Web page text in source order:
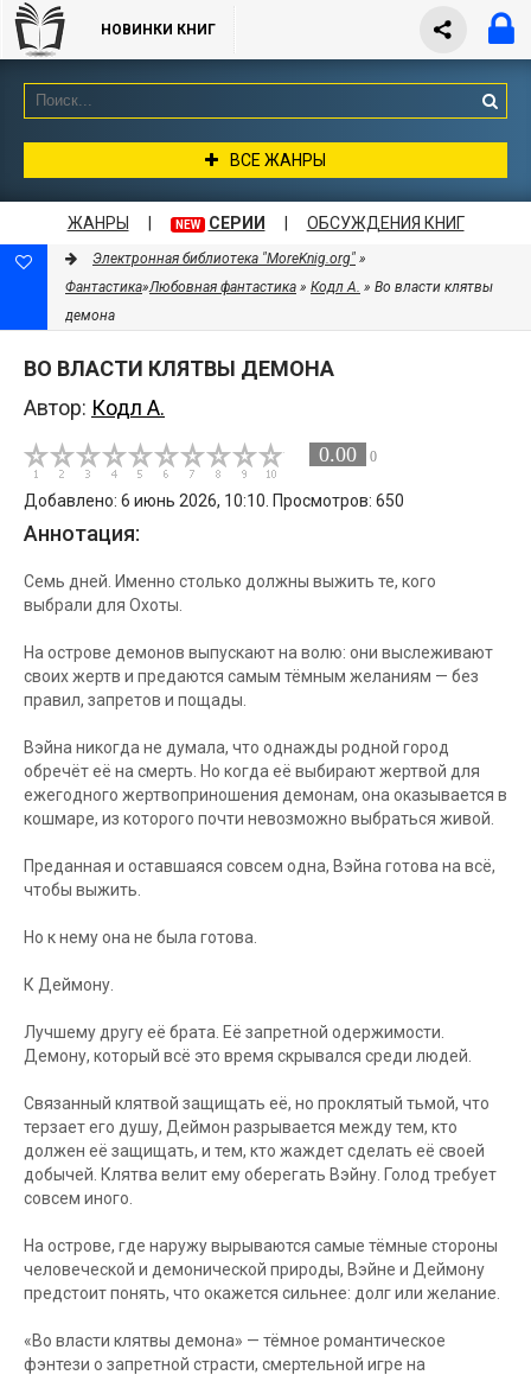
НОВИНКИ КНИГ
ВСЕ ЖАНРЫ
ЖАНРЫ NEW СЕРИИ ОБСУЖДЕНИЯ КНИГ
Электронная библиотека "MoreKnig.org" »
Фантастика»Любовная фантастика » Кодл А. » Во власти клятвы
демона
ВО ВЛАСТИ КЛЯТВЫ ДЕМОНА
Автор: Кодл А.
0.00 0
Добавлено: 6 июнь 2026, 10:10. Просмотров: 650
Аннотация:
Семь дней. Именно столько должны выжить те, кого
выбрали для Охоты.
На острове демонов выпускают на волю: они выслеживают
своих жертв и предаются самым тёмным желаниям — без
правил, запретов и пощады.
Вэйна никогда не думала, что однажды родной город
обречёт её на смерть. Но когда её выбирают жертвой для
ежегодного жертвоприношения демонам, она оказывается в
кошмаре, из которого почти невозможно выбраться живой.
Преданная и оставшаяся совсем одна, Вэйна готова на всё,
чтобы выжить.
Но к нему она не была готова.
К Деймону.
Лучшему другу её брата. Её запретной одержимости.
Демону, который всё это время скрывался среди людей.
Связанный клятвой защищать её, но проклятый тьмой, что
терзает его душу, Деймон разрывается между тем, кто
должен её защищать, и тем, кто жаждет сделать её своей
добычей. Клятва велит ему оберегать Вэйну. Голод требует
совсем иного.
На острове, где наружу вырываются самые тёмные стороны
человеческой и демонической природы, Вэйне и Деймону
предстоит понять, что окажется сильнее: долг или желание.
«Во власти клятвы демона» — тёмное романтическое
фэнтези о запретной страсти, смертельной игре на